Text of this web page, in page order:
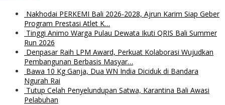
Nakhodai PERKEMI Bali 2026-2028, Ajrun Karim Siap Geber
Program Prestasi Atlet K…
Tinggi Animo Warga Pulau Dewata Ikuti QRIS Bali Summer
Run 2026
Denpasar Raih LPM Award, Perkuat Kolaborasi Wujudkan
Pembangunan Berbasis Masyar…
Bawa 10 Kg Ganja, Dua WN India Diciduk di Bandara
Ngurah Rai
Tutup Celah Penyelundupan Satwa, Karantina Bali Awasi
Pelabuhan